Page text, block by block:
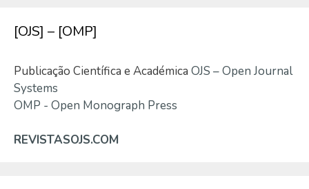
[OJS] – [OMP]
Publicação Científica e Académica OJS – Open Journal
Systems
OMP - Open Monograph Press
REVISTASOJS.COM